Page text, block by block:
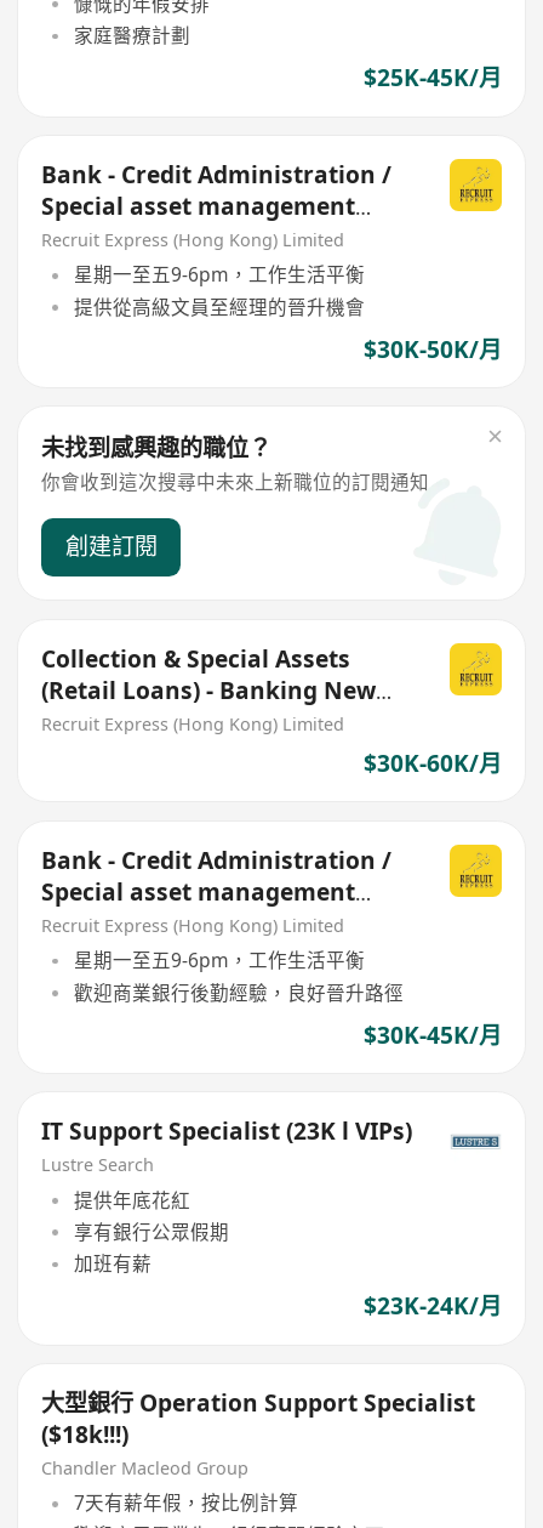
家庭醫療計劃
$25K-45K/月
Bank - Credit Administration /
Special asset management
AM/M grade
Recruit Express (Hong Kong) Limited
星期一至五9-6pm，工作生活平衡
提供從高級文員至經理的晉升機會
$30K-50K/月
未找到感興趣的職位？
你會收到這次搜尋中未來上新職位的訂閱通知
創建訂閱
Collection & Special Assets
(Retail Loans) - Banking New
Headcount
Recruit Express (Hong Kong) Limited
$30K-60K/月
Bank - Credit Administration /
Special asset management
(SME commercial loan)
Recruit Express (Hong Kong) Limited
星期一至五9-6pm，工作生活平衡
歡迎商業銀行後勤經驗，良好晉升路徑
$30K-45K/月
IT Support Specialist (23K l VIPs)
Lustre Search
提供年底花紅
享有銀行公眾假期
加班有薪
$23K-24K/月
大型銀行 Operation Support Specialist
($18k!!!)
Chandler Macleod Group
7天有薪年假，按比例計算